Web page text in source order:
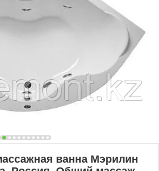
ванна Мэрилин